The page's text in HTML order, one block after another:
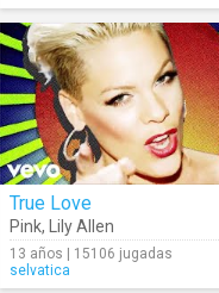
True Love
Pink, Lily Allen
13 años | 15106 jugadas
selvatica